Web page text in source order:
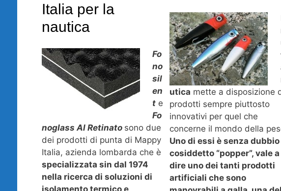
Italia per la
nautica
Fo
no
sil
en
t e
Fo
noglass Al Retinato sono due
dei prodotti di punta di Mappy
Italia, azienda lombarda che è
specializzata sin dal 1974
nella ricerca di soluzioni di
utica mette a disposizione
prodotti sempre piuttosto
innovativi per quel che
concerne il mondo della
Uno di essi è senza dubbio
cosiddetto “popper”, vale a
dire uno dei tanti prodotti
artificiali che sono